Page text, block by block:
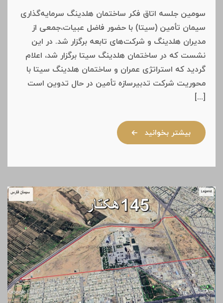
سومین جلسه اتاق فکر ساختمان هلدینگ سرمایه‌گذاری
سیمان تأمین (سیتا) با حضور فاضل عبیات،جمعی از
مدیران هلدینگ و شرکت‌های تابعه برگزار شد. در این
نشست که در ساختمان هلدینگ سیتا برگزار شد، اعلام
گردید که استراتژی عمران و ساختمان هلدینگ سیتا با
محوریت شرکت تدبیرسازه تأمین در حال تدوین است
[...]
بیشتر بخوانید